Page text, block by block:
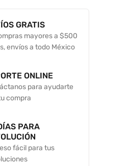
GRATIS
mayores a $500
envíos a todo México
ONLINE
para ayudarte
compra
PARA
fácil para tus